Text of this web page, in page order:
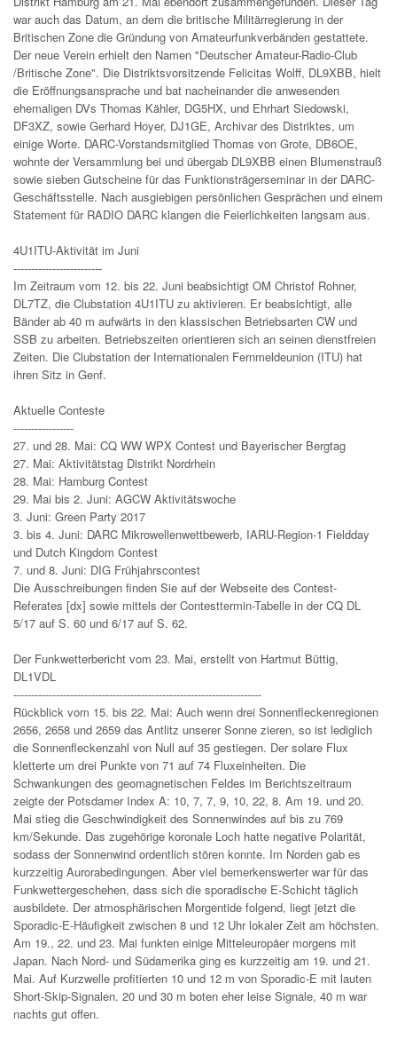
war auch das Datum, an dem die britische Militärregierung in der
Britischen Zone die Gründung von Amateurfunkverbänden gestattete.
Der neue Verein erhielt den Namen "Deutscher Amateur-Radio-Club
/Britische Zone". Die Distriktsvorsitzende Felicitas Wolff, DL9XBB, hielt
die Eröffnungsansprache und bat nacheinander die anwesenden
ehemaligen DVs Thomas Kähler, DG5HX, und Ehrhart Siedowski,
DF3XZ, sowie Gerhard Hoyer, DJ1GE, Archivar des Distriktes, um
einige Worte. DARC-Vorstandsmitglied Thomas von Grote, DB6OE,
wohnte der Versammlung bei und übergab DL9XBB einen Blumenstrauß
sowie sieben Gutscheine für das Funktionsträgerseminar in der DARC-
Geschäftsstelle. Nach ausgiebigen persönlichen Gesprächen und einem
Statement für RADIO DARC klangen die Feierlichkeiten langsam aus.
4U1ITU-Aktivität im Juni
-------------------------
Im Zeitraum vom 12. bis 22. Juni beabsichtigt OM Christof Rohner,
DL7TZ, die Clubstation 4U1ITU zu aktivieren. Er beabsichtigt, alle
Bänder ab 40 m aufwärts in den klassischen Betriebsarten CW und
SSB zu arbeiten. Betriebszeiten orientieren sich an seinen dienstfreien
Zeiten. Die Clubstation der Internationalen Fernmeldeunion (ITU) hat
ihren Sitz in Genf.
Aktuelle Conteste
-----------------
27. und 28. Mai: CQ WW WPX Contest und Bayerischer Bergtag
27. Mai: Aktivitätstag Distrikt Nordrhein
28. Mai: Hamburg Contest
29. Mai bis 2. Juni: AGCW Aktivitätswoche
3. Juni: Green Party 2017
3. bis 4. Juni: DARC Mikrowellenwettbewerb, IARU-Region-1 Fieldday
und Dutch Kingdom Contest
7. und 8. Juni: DIG Frühjahrscontest
Die Ausschreibungen finden Sie auf der Webseite des Contest-
Referates [dx] sowie mittels der Contesttermin-Tabelle in der CQ DL
5/17 auf S. 60 und 6/17 auf S. 62.
Der Funkwetterbericht vom 23. Mai, erstellt von Hartmut Büttig,
DL1VDL
----------------------------------------------------------------------
Rückblick vom 15. bis 22. Mai: Auch wenn drei Sonnenfleckenregionen
2656, 2658 und 2659 das Antlitz unserer Sonne zieren, so ist lediglich
die Sonnenfleckenzahl von Null auf 35 gestiegen. Der solare Flux
kletterte um drei Punkte von 71 auf 74 Fluxeinheiten. Die
Schwankungen des geomagnetischen Feldes im Berichtszeitraum
zeigte der Potsdamer Index A: 10, 7, 7, 9, 10, 22, 8. Am 19. und 20.
Mai stieg die Geschwindigkeit des Sonnenwindes auf bis zu 769
km/Sekunde. Das zugehörige koronale Loch hatte negative Polarität,
sodass der Sonnenwind ordentlich stören konnte. Im Norden gab es
kurzzeitig Aurorabedingungen. Aber viel bemerkenswerter war für das
Funkwettergeschehen, dass sich die sporadische E-Schicht täglich
ausbildete. Der atmosphärischen Morgentide folgend, liegt jetzt die
Sporadic-E-Häufigkeit zwischen 8 und 12 Uhr lokaler Zeit am höchsten.
Am 19., 22. und 23. Mai funkten einige Mitteleuropäer morgens mit
Japan. Nach Nord- und Südamerika ging es kurzzeitig am 19. und 21.
Mai. Auf Kurzwelle profitierten 10 und 12 m von Sporadic-E mit lauten
Short-Skip-Signalen. 20 und 30 m boten eher leise Signale, 40 m war
nachts gut offen.